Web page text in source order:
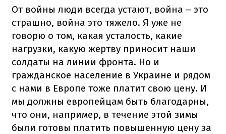
От войны люди всегда устают, война – это
страшно, война это тяжело. Я уже не
говорю о том, какая усталость, какие
нагрузки, какую жертву приносит наши
солдаты на линии фронта. Но и
гражданское население в Украине и рядом
с нами в Европе тоже платит свою цену. И
мы должны европейцам быть благодарны,
что они, например, в течение этой зимы
были готовы платить повышенную цену за